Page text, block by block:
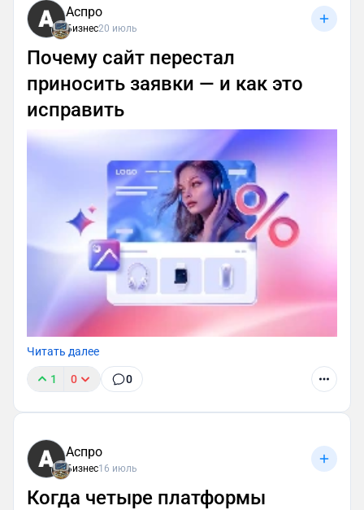
Аспро
Бизнес20 июль
Почему сайт перестал
приносить заявки — и как это
исправить
Читать далее
1 0 0
Аспро
Бизнес16 июль
Когда четыре платформы